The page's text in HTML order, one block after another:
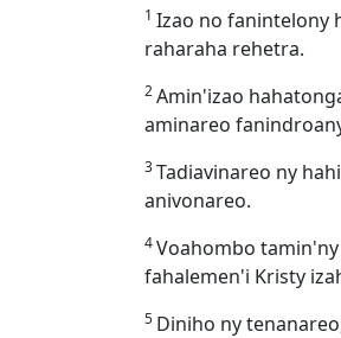
1 Izao no fanintelony
raharaha rehetra.
2Amin'izao
aminareo
3Tadiavinareo ny
anivonareo.
4Voahombo
fahalemen'i Kristy
5 Diniho ny